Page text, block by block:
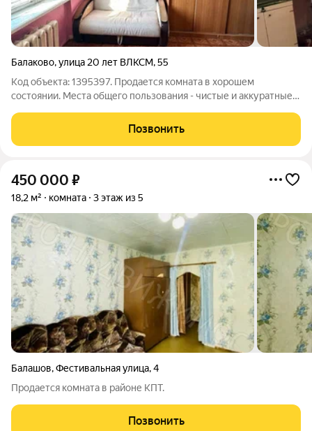
Балаково,улица 20 лет ВЛКСМ,55
Код объекта: 1395397. Продается комната в хорошем
состоянии. Места общего пользования - чистые и аккуратные.
проживания, так и для аренды. Остается все, что на
фотографиях.
Позвонить
450 000 ₽
18,2 м² комната 3 этаж из 5
Балашов,Фестивальная улица,4
Продается комната в районе КПТ.
Позвонить